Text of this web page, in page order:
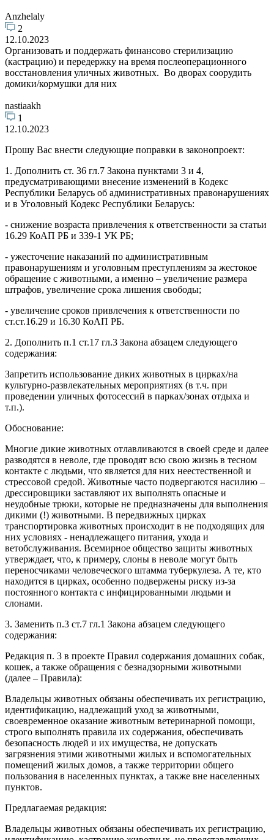
Anzhelaly
2
12.10.2023
Организовать и поддержать финансово стерилизацию
(кастрацию) и передержку на время послеоперационного
восстановления уличных животных. Во дворах соорудить
домики/кормушки для них
nastiaakh
1
12.10.2023
Прошу Вас внести следующие поправки в законопроект:
1. Дополнить ст. 36 гл.7 Закона пунктами 3 и 4,
предусматривающими внесение изменений в Кодекс
Республики Беларусь об административных правонарушениях
и в Уголовный Кодекс Республики Беларусь:
- снижение возраста привлечения к ответственности за статьи
16.29 КоАП РБ и 339-1 УК РБ;
- ужесточение наказаний по административным
правонарушениям и уголовным преступлениям за жестокое
обращение с животными, а именно – увеличение размера
штрафов, увеличение срока лишения свободы;
- увеличение сроков привлечения к ответственности по
ст.ст.16.29 и 16.30 КоАП РБ.
2. Дополнить п.1 ст.17 гл.3 Закона абзацем следующего
содержания:
Запретить использование диких животных в цирках/на
культурно-развлекательных мероприятиях (в т.ч. при
проведении уличных фотосессий в парках/зонах отдыха и
т.п.).
Обоснование:
Многие дикие животных отлавливаются в своей среде и далее
разводятся в неволе, где проводят всю свою жизнь в тесном
контакте с людьми, что является для них неестественной и
стрессовой средой. Животные часто подвергаются насилию –
дрессировщики заставляют их выполнять опасные и
неудобные трюки, которые не предназначены для выполнения
дикими (!) животными. В передвижных цирках
транспортировка животных происходит в не подходящих для
них условиях - ненадлежащего питания, ухода и
ветобслуживания. Всемирное общество защиты животных
утверждает, что, к примеру, слоны в неволе могут быть
переносчиками человеческого штамма туберкулеза. А те, кто
находится в цирках, особенно подвержены риску из-за
постоянного контакта с инфицированными людьми и
слонами.
3. Заменить п.3 ст.7 гл.1 Закона абзацем следующего
содержания:
Редакция п. 3 в проекте Правил содержания домашних собак,
кошек, а также обращения с безнадзорными животными
(далее – Правила):
Владельцы животных обязаны обеспечивать их регистрацию,
идентификацию, надлежащий уход за животными,
своевременное оказание животным ветеринарной помощи,
строго выполнять правила их содержания, обеспечивать
безопасность людей и их имущества, не допускать
загрязнения этими животными жилых и вспомогательных
помещений жилых домов, а также территории общего
пользования в населенных пунктах, а также вне населенных
пунктов.
Предлагаемая редакция:
Владельцы животных обязаны обеспечивать их регистрацию,